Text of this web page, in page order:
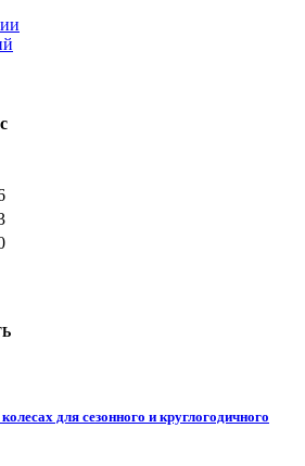
для сезонного и круглогодичного